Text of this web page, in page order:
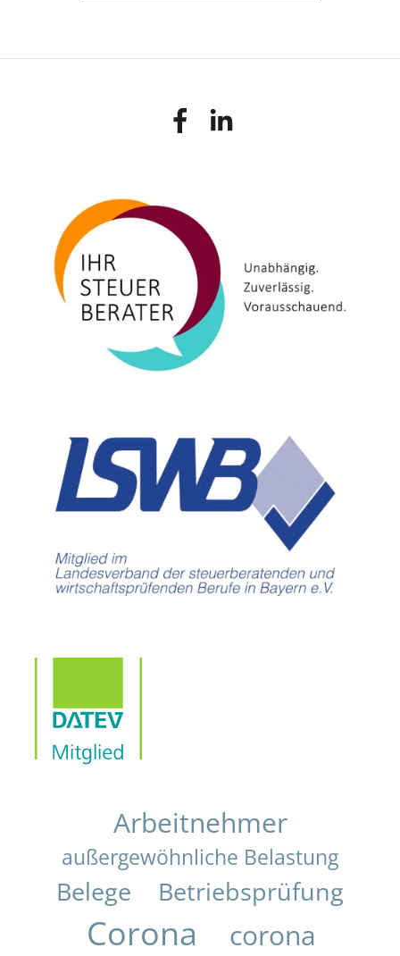
Arbeitnehmer
außergewöhnliche Belastung
Belege Betriebsprüfung
Corona
corona